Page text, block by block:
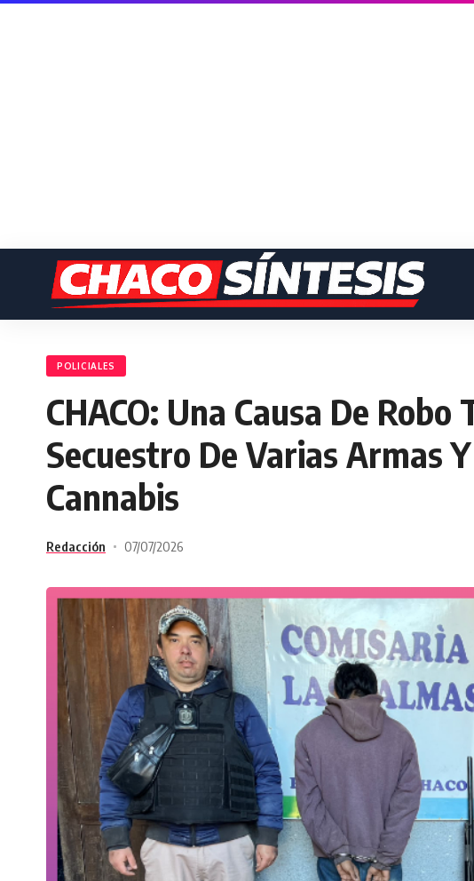
POLICIALES
CHACO: Una Causa De Robo
Secuestro De Varias Armas
Cannabis
Redacción 07/07/2026